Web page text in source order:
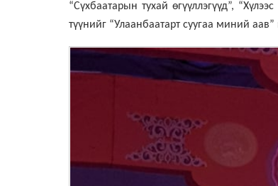
“Сүхбаатарын тухай өгүүллэгүүд”,
түүнийг “Улаанбаатарт суугаа миний